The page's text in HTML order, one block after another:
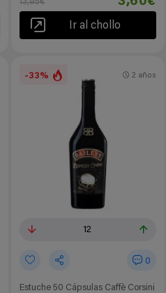
Ir al chollo
-33%
12
0
Estuche 50 Cápsulas Caffè Corsini
2 años